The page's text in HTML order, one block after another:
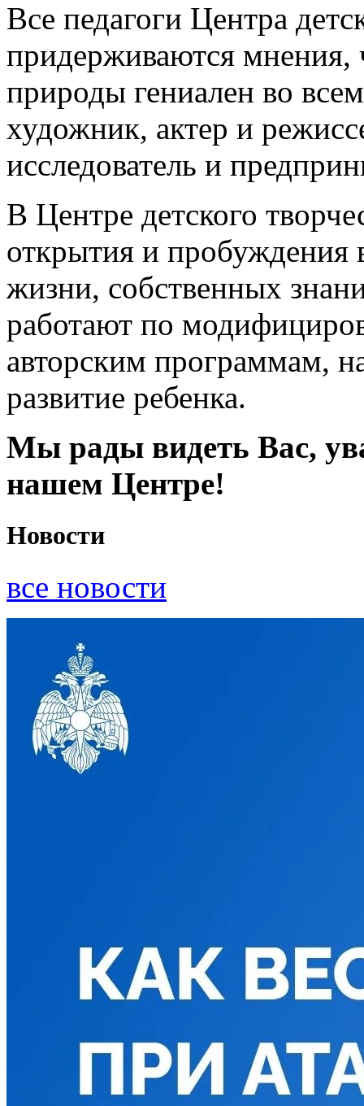
Все педагоги Центра
придерживаются мнения,
природы гениален во
художник, актер и
исследователь и
В Центре детского
открытия и пробуждения
жизни, собственных
работают по
авторским программам,
развитие ребенка.
Мы рады видеть Вас,
нашем Центре!
Новости
все новости